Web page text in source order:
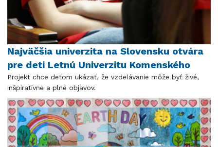
Najväčšia univerzita na Slovensku otvára
pre deti Letnú Univerzitu Komenského
Projekt chce deťom ukázať, že vzdelávanie môže byť živé,
inšpiratívne a plné objavov.